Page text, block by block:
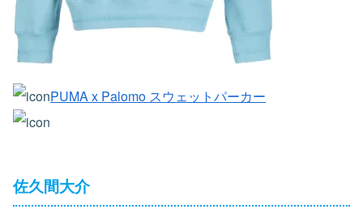
PUMA x Palomo スウェットパーカー
佐久間大介